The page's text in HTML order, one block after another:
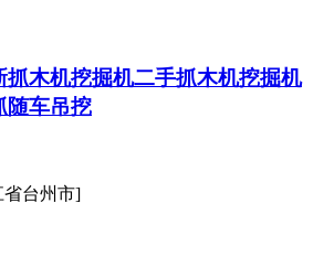
抓木机挖掘机二手抓木机挖掘机
随车吊挖
省台州市]